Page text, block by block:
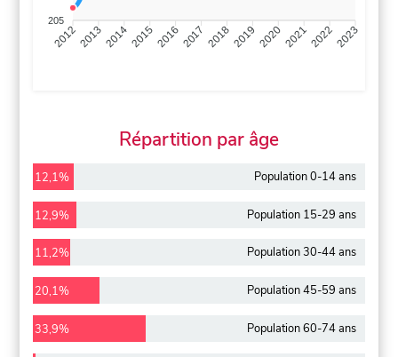
205
201220132014201520162017 20182019 2020202120222023
Répartition par âge
12,1% Population 0-14 ans
12,9% Population 15-29 ans
11,2% Population 30-44 ans
20,1% Population 45-59 ans
33,9% Population 60-74 ans